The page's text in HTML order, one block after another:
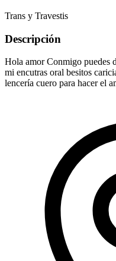
Trans y Travestis
Descripción
Hola amor Conmigo puedes
mi encutras oral besitos
lencería cuero para hacer el